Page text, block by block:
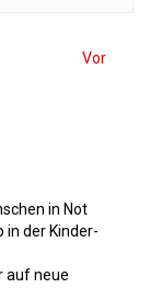
Vor
in Not
in der Kinder-
auf neue